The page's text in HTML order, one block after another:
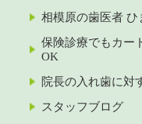
相模原の歯医者 ひ
保険診療でもカー
OK
院長の入れ歯に対
スタッフブログ